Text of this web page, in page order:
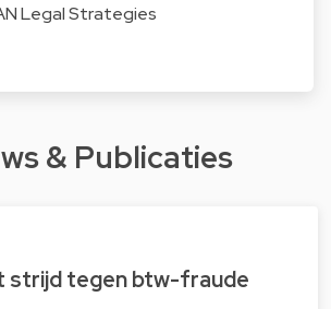
Legal Strategies
& Publicaties
strijd tegen btw-fraude